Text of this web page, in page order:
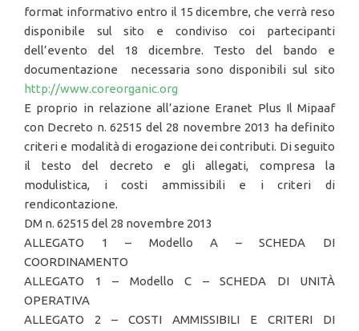
format informativo entro il 15 dicembre, che verrà reso
disponibile sul sito e condiviso coi partecipanti
dell’evento del 18 dicembre. Testo del bando e
documentazione necessaria sono disponibili sul sito
http://www.coreorganic.org
E proprio in relazione all’azione Eranet Plus Il Mipaaf
con Decreto n. 62515 del 28 novembre 2013 ha definito
criteri e modalità di erogazione dei contributi. Di seguito
il testo del decreto e gli allegati, compresa la
modulistica, i costi ammissibili e i criteri di
rendicontazione.
DM n. 62515 del 28 novembre 2013
ALLEGATO 1 – Modello A – SCHEDA DI
COORDINAMENTO
ALLEGATO 1 – Modello C – SCHEDA DI UNITÀ
OPERATIVA
ALLEGATO 2 – COSTI AMMISSIBILI E CRITERI DI